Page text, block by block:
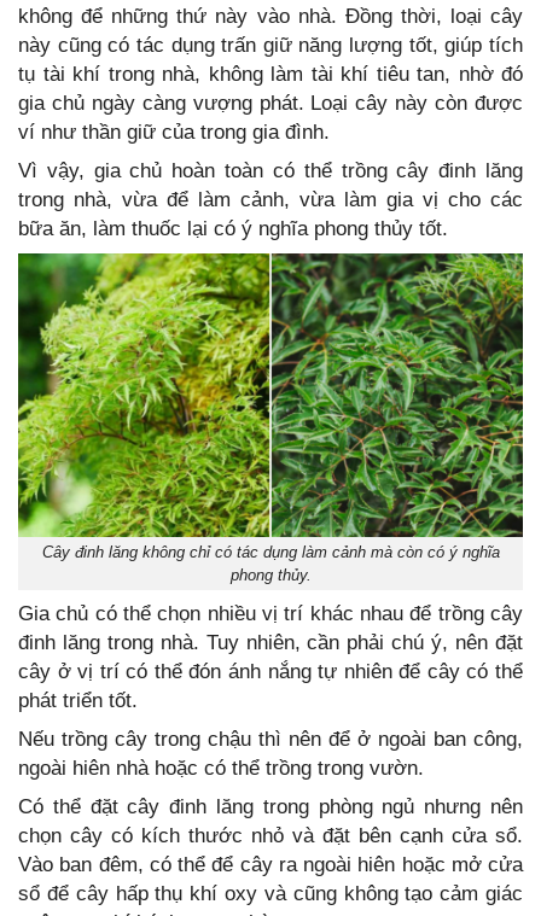
không để những thứ này vào nhà. Đồng thời, loại cây
này cũng có tác dụng trấn giữ năng lượng tốt, giúp tích
tụ tài khí trong nhà, không làm tài khí tiêu tan, nhờ đó
gia chủ ngày càng vượng phát. Loại cây này còn được
ví như thần giữ của trong gia đình.
Vì vậy, gia chủ hoàn toàn có thể trồng cây đinh lăng
trong nhà, vừa để làm cảnh, vừa làm gia vị cho các
bữa ăn, làm thuốc lại có ý nghĩa phong thủy tốt.
Cây đinh lăng không chỉ có tác dụng làm cảnh mà còn có ý nghĩa
phong thủy.
Gia chủ có thể chọn nhiều vị trí khác nhau để trồng cây
đinh lăng trong nhà. Tuy nhiên, cần phải chú ý, nên đặt
cây ở vị trí có thể đón ánh nắng tự nhiên để cây có thể
phát triển tốt.
Nếu trồng cây trong chậu thì nên để ở ngoài ban công,
ngoài hiên nhà hoặc có thể trồng trong vườn.
Có thể đặt cây đinh lăng trong phòng ngủ nhưng nên
chọn cây có kích thước nhỏ và đặt bên cạnh cửa sổ.
Vào ban đêm, có thể để cây ra ngoài hiên hoặc mở cửa
sổ để cây hấp thụ khí oxy và cũng không tạo cảm giác